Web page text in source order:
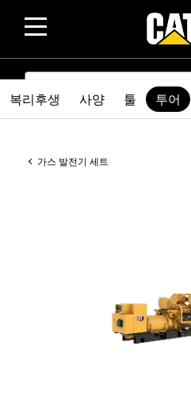
SEARCH
가스 발전기 세트
복리후생 사양 툴 투어